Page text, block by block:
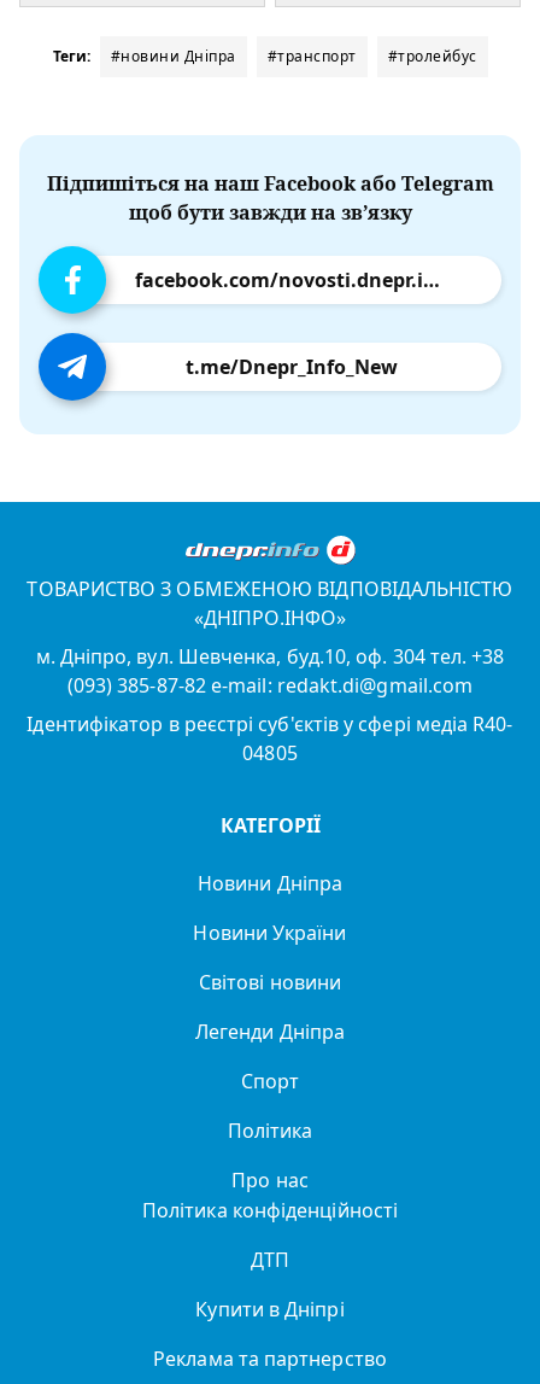
Теги: #новини Дніпра #транспорт #тролейбус
Підпишіться на наш Facebook або Telegram
щоб бути завжди на зв’язку
facebook.com/novosti.dnepr.info
t.me/Dnepr_Info_New
ТОВАРИСТВО З ОБМЕЖЕНОЮ ВІДПОВІДАЛЬНІСТЮ
«ДНІПРО.ІНФО»
м. Дніпро, вул. Шевченка, буд.10, оф. 304 тел. +38
(093) 385-87-82 e-mail: redakt.di@gmail.com
Ідентифікатор в реєстрі суб'єктів у сфері медіа R40-
04805
КАТЕГОРІЇ
Новини Дніпра
Новини України
Світові новини
Легенди Дніпра
Спорт
Політика
Про нас
Політика конфіденційності
ДТП
Купити в Дніпрі
Реклама та партнерство